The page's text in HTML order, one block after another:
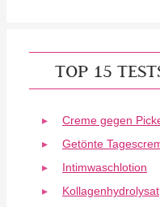
TOP 15
Creme gegen
Getönte
Intimwaschlotion
Kollagenhydrolysat